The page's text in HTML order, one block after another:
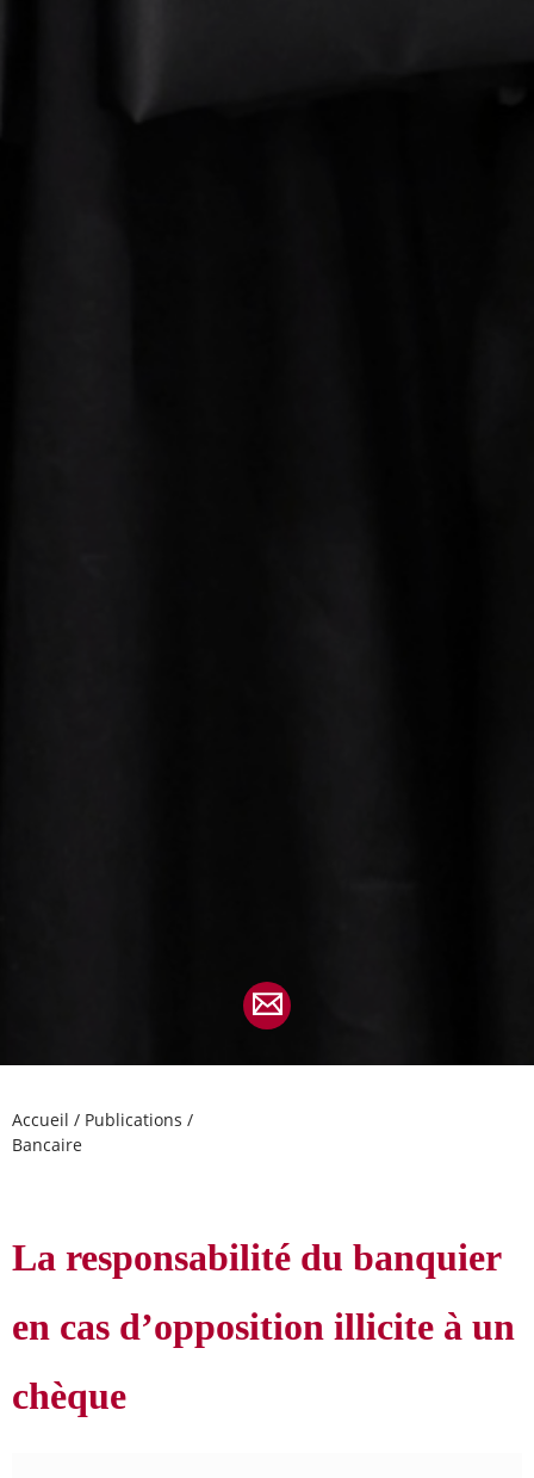
Accueil / Publications /
Bancaire
La responsabilité du banquier
en cas d’opposition illicite à un
chèque